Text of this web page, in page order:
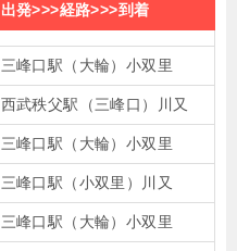
出発>>>経路>>>到着
三峰口駅（大輪）小双里
西武秩父駅（三峰口）川又
三峰口駅（大輪）小双里
三峰口駅（小双里）川又
三峰口駅（大輪）小双里